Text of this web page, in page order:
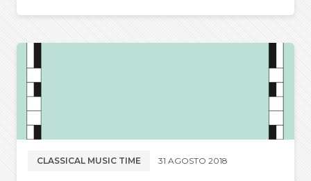
CLASSICAL MUSIC TIME 31 AGOSTO 2018